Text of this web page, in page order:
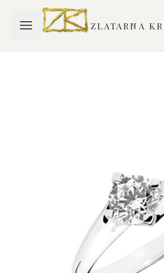
ZLATARNA